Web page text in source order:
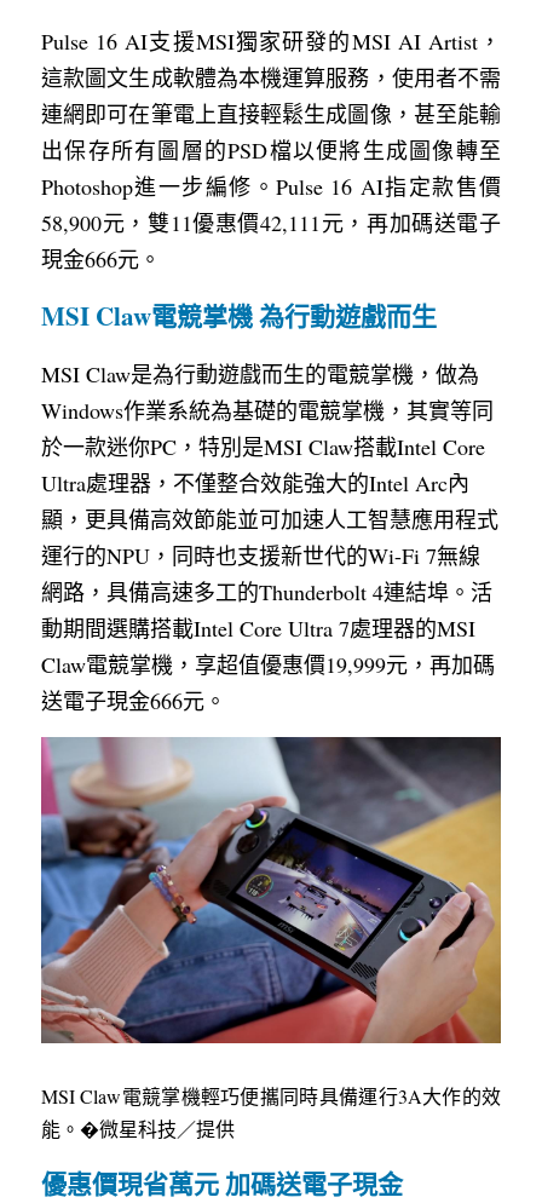
Pulse 16 AI支援MSI獨家研發的MSI AI Artist，
這款圖文生成軟體為本機運算服務，使用者不需
連網即可在筆電上直接輕鬆生成圖像，甚至能輸
出保存所有圖層的PSD檔以便將生成圖像轉至
Photoshop進一步編修。Pulse 16 AI指定款售價
58,900元，雙11優惠價42,111元，再加碼送電子
現金666元。
MSI Claw電競掌機 為行動遊戲而生
MSI Claw是為行動遊戲而生的電競掌機，做為
Windows作業系統為基礎的電競掌機，其實等同
於一款迷你PC，特別是MSI Claw搭載Intel Core
Ultra處理器，不僅整合效能強大的Intel Arc內
顯，更具備高效節能並可加速人工智慧應用程式
運行的NPU，同時也支援新世代的Wi-Fi 7無線
網路，具備高速多工的Thunderbolt 4連結埠。活
動期間選購搭載Intel Core Ultra 7處理器的MSI
Claw電競掌機，享超值優惠價19,999元，再加碼
送電子現金666元。
MSI Claw電競掌機輕巧便攜同時具備運行3A大作的效
能。�微星科技／提供
優惠價現省萬元 加碼送電子現金